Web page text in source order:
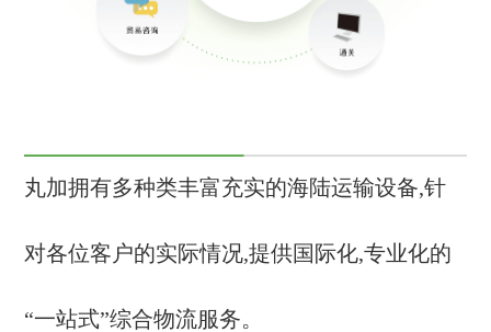
丸加拥有多种类丰富充实的海陆运输设备,针
对各位客户的实际情况,提供国际化,专业化的
“一站式”综合物流服务。